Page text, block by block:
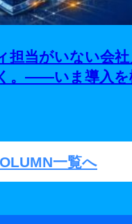
担当がいない会
。——いま導入を
一覧へ